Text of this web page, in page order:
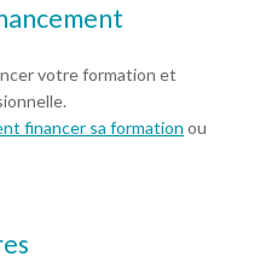
votre formation et
financer sa formation ou